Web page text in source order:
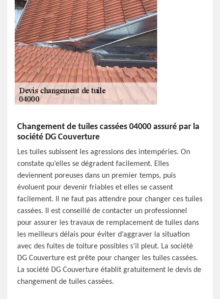
Changement de tuiles cassées 04000 assuré par la
société DG Couverture
Les tuiles subissent les agressions des intempéries. On
constate qu’elles se dégradent facilement. Elles
deviennent poreuses dans un premier temps, puis
évoluent pour devenir friables et elles se cassent
facilement. Il ne faut pas attendre pour changer ces tuiles
cassées. Il est conseillé de contacter un professionnel
pour assurer les travaux de remplacement de tuiles dans
les meilleurs délais pour éviter d’aggraver la situation
avec des fuites de toiture possibles s’il pleut. La société
DG Couverture est prête pour changer les tuiles cassées.
La société DG Couverture établit gratuitement le devis de
changement de tuiles cassées.